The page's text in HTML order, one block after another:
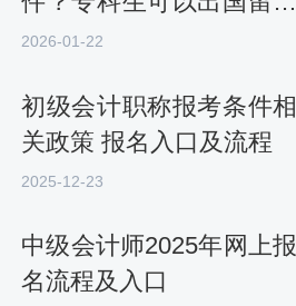
吗
2026-01-22
初级会计职称报考条件相
关政策 报名入口及流程
2025-12-23
中级会计师2025年网上报
名流程及入口